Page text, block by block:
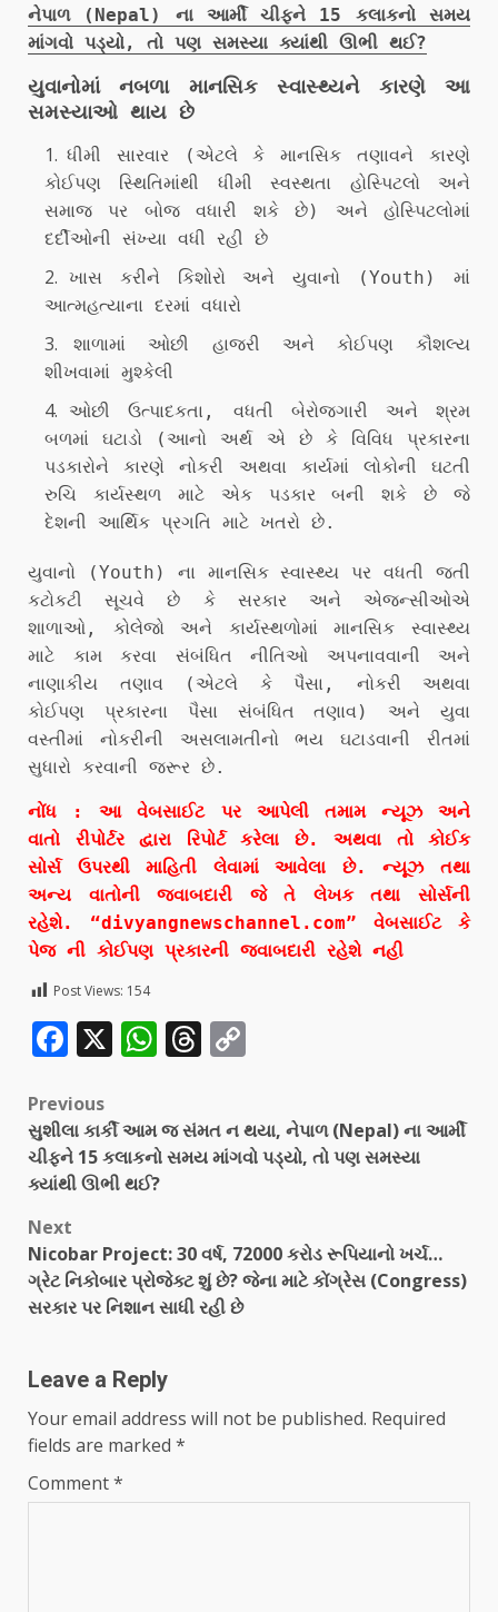
નેપાળ (Nepal) ના આર્મી ચીફને 15 કલાકનો સમય
માંગવો પડ્યો, તો પણ સમસ્યા ક્યાંથી ઊભી થઈ?
યુવાનોમાં નબળા માનસિક સ્વાસ્થ્યને કારણે આ
સમસ્યાઓ થાય છે
ધીમી સારવાર (એટલે ​​કે માનસિક તણાવને કારણે
કોઈપણ સ્થિતિમાંથી ધીમી સ્વસ્થતા હોસ્પિટલો અને
સમાજ પર બોજ વધારી શકે છે) અને હોસ્પિટલોમાં
દર્દીઓની સંખ્યા વધી રહી છે
ખાસ કરીને કિશોરો અને યુવાનો (Youth) માં
આત્મહત્યાના દરમાં વધારો
શાળામાં ઓછી હાજરી અને કોઈપણ કૌશલ્ય
શીખવામાં મુશ્કેલી
ઓછી ઉત્પાદકતા, વધતી બેરોજગારી અને શ્રમ
બળમાં ઘટાડો (આનો અર્થ એ છે કે વિવિધ પ્રકારના
પડકારોને કારણે નોકરી અથવા કાર્યમાં લોકોની ઘટતી
રુચિ કાર્યસ્થળ માટે એક પડકાર બની શકે છે જે
દેશની આર્થિક પ્રગતિ માટે ખતરો છે.
યુવાનો (Youth) ના માનસિક સ્વાસ્થ્ય પર વધતી જતી
કટોકટી સૂચવે છે કે સરકાર અને એજન્સીઓએ
શાળાઓ, કોલેજો અને કાર્યસ્થળોમાં માનસિક સ્વાસ્થ્ય
માટે કામ કરવા સંબંધિત નીતિઓ અપનાવવાની અને
નાણાકીય તણાવ (એટલે ​​કે પૈસા, નોકરી અથવા
કોઈપણ પ્રકારના પૈસા સંબંધિત તણાવ) અને યુવા
વસ્તીમાં નોકરીની અસલામતીનો ભય ઘટાડવાની રીતમાં
સુધારો કરવાની જરૂર છે.
નોંધ : આ વેબસાઈટ પર આપેલી તમામ ન્યૂઝ અને
વાતો રીપોર્ટર દ્વારા રિપોર્ટ કરેલા છે. અથવા તો કોઈક
સોર્સ ઉપરથી માહિતી લેવામાં આવેલા છે. ન્યૂઝ તથા
અન્ય વાતોની જવાબદારી જે તે લેખક તથા સોર્સની
રહેશે. “divyangnewschannel.com” વેબસાઈટ કે
પેજ ની કોઈપણ પ્રકારની જવાબદારી રહેશે નહી
Post Views: 154
Facebook
X WhatsApp
Threads
Previous
સુશીલા કાર્કી આમ જ સંમત ન થયા, નેપાળ (Nepal) ના આર્મી
ચીફને 15 કલાકનો સમય માંગવો પડ્યો, તો પણ સમસ્યા
ક્યાંથી ઊભી થઈ?
Next
Nicobar Project: 30 વર્ષ, 72000 કરોડ રૂપિયાનો ખર્ચ…
ગ્રેટ નિકોબાર પ્રોજેક્ટ શું છે? જેના માટે કોંગ્રેસ (Congress)
સરકાર પર નિશાન સાધી રહી છે
Leave a Reply
Your email address will not be published. Required
fields are marked *
Comment*